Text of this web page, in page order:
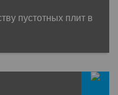
пустотных плит в